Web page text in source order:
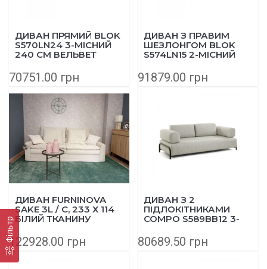
Фільтр
ДИВАН ПРЯМИЙ BLOK
S570LN24 3-МІСНИЙ
240 СМ ВЕЛЬВЕТ
70751.00 грн
ДИВАН З ПРАВИМ
ШЕЗЛОНГОМ BLOK
S574LN15 2-МІСНИЙ
СІРИЙ
91879.00 грн
ДИВАН FURNINOVA
SAKE 3L / C, 233 Х 114
БІЛИЙ ТКАНИНУ
122928.00 грн
ДИВАН З 2
ПІДЛОКІТНИКАМИ
COMPO S589BB12 3-
БЕЖЕВИЙ
80689.50 грн